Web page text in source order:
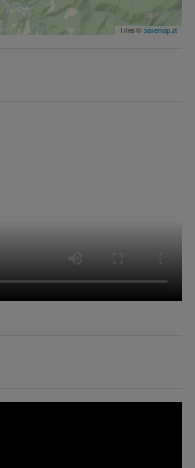
Tiles ©basemap.at